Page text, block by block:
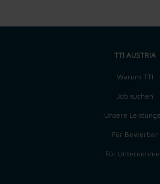
TTI AUSTRIA
Warum TTI
Job suchen
Unsere
Für Bewerber
Für